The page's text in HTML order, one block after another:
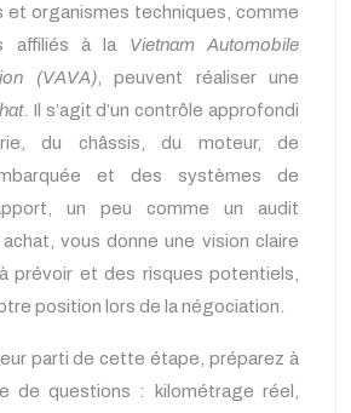
et organismes techniques, comme
affiliés à la Vietnam Automobile
(VAVA), peuvent réaliser une
. Il s’agit d’un contrôle approfondi
du châssis, du moteur, de
et des systèmes de
un peu comme un audit
vous donne une vision claire
prévoir et des risques potentiels,
position lors de la négociation.
parti de cette étape, préparez à
de questions : kilométrage réel,